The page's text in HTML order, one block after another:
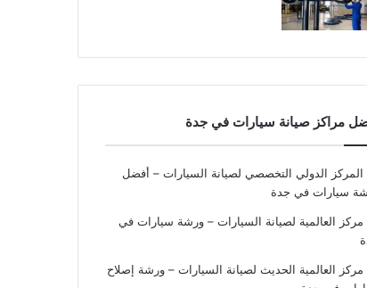
مراكز صيانة سيارات في جدة
المركز الدولي التخصصي لصيانة السيارات – أفضل
سيارات في جدة
مركز العالمية لصيانة السيارات – ورشة سيارات في
مركز العالمية الحديث لصيانة السيارات – ورشة إصلاح